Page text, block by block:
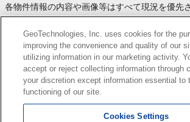
各物件情報の内容や画像等はすべて現況を優先
す。
お取引等（お取引の準備、資金調達等を含みま
や契約条件等について、 各情報提供元より十分
身でご確認の上、判断してください。
このコーナーへの物件情報のご掲載、その他不
ョン等についての不動産会社様のお問合せはこ
します。
GeoTechnologies, Inc. uses cookies for the
improving the convenience and quality of our
utilizing information in our marketing activity.
accept or reject collecting information through
your discretion except information essential to
functioning of our site.
Cookies Settings